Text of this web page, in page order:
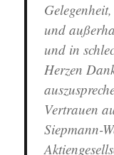
und
und in
Herzen
Vertrauen
Siepmann-